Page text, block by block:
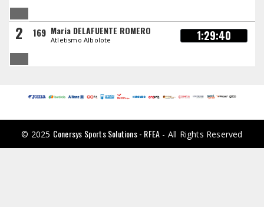
2 169 Maria DELAFUENTE ROMERO
Atletismo Albolote 1:29:40
© 2025 Conersys Sports Solutions - RFEA - All Rights Reserved